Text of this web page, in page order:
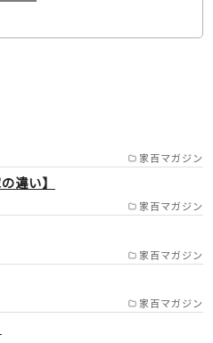
区/磯子区/港南
区/南区/泉区/保土
/旭区/緑区/神奈
の一部） /
家百マガジン
家百マガジン
違い】
家百マガジン
家百マガジン